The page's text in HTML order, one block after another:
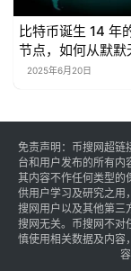
比特币诞生 14 年
节点，如何从默默
球关注
2025年6月20日
免责声明：币搜网超链
台和用户发布的所有内
其内容不作任何类型的
供用户学习及研究之用
搜网用户以及其他第三
搜网无关。币搜网不对
慎使用相关数据及内容